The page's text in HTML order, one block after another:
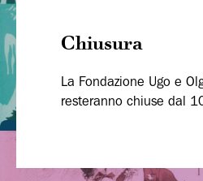
Ricerca
Chiusura
La Fondazione Ugo e
resteranno chiuse dal